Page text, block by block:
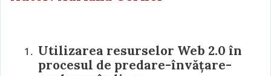
Utilizarea resurselor Web 2.0 în
procesul de predare-învățare-